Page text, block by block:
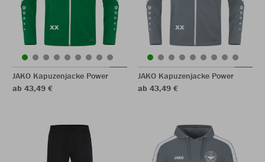
JAKO Kapuzenjacke Power
ab 43,49 €
JAKO Kapuzenjacke Power
ab 43,49 €